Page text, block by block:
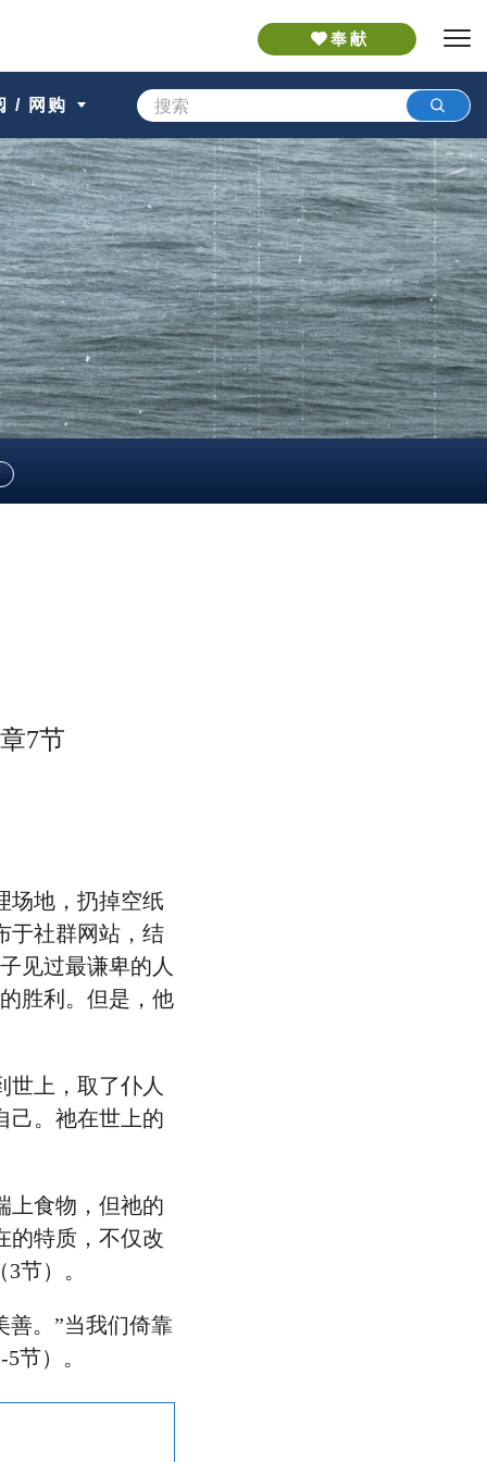
奉献
/ 网购
7节
场地，扔掉空纸
于社群网站，结
见过最谦卑的人
胜利。但是，他
世上，取了仆人
己。祂在世上的
上食物，但祂的
的特质，不仅改
节）。
善。”当我们倚靠
节）。